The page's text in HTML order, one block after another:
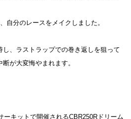
自分のレースをメイクしました。
し、ラストラップでの巻き返しを狙って
が大変悔やまれます。
ーキットで開催されるCBR250Rドリーム